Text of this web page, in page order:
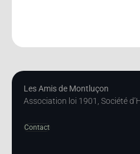
Les Amis de Montluçon
Association loi 1901, Société
Contact